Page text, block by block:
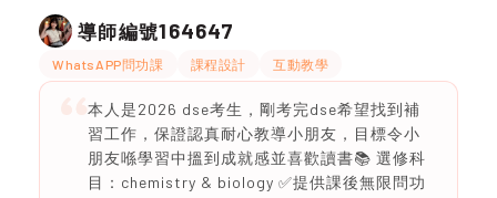
導師編號164647
WhatsAPP問功課 課程設計 互動教學
本人是2026 dse考生，剛考完dse希望找到補
習工作，保證認真耐心教導小朋友，目標令小
朋友喺學習中搵到成就感並喜歡讀書📚 選修科
目：chemistry & biology ✅提供課後無限問功